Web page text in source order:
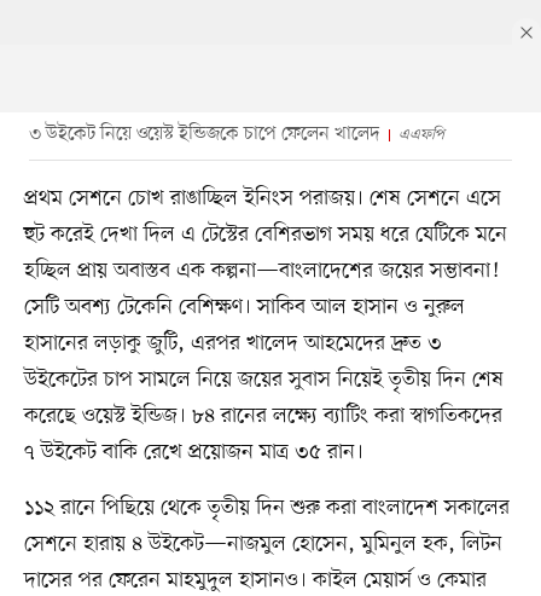
৩ উইকেট নিয়ে ওয়েস্ট ইন্ডিজকে চাপে ফেলেন খালেদ এএফপি
প্রথম সেশনে চোখ রাঙাচ্ছিল ইনিংস পরাজয়। শেষ সেশনে এসে
হুট করেই দেখা দিল এ টেস্টের বেশিরভাগ সময় ধরে যেটিকে মনে
হচ্ছিল প্রায় অবাস্তব এক কল্পনা—বাংলাদেশের জয়ের সম্ভাবনা!
সেটি অবশ্য টেকেনি বেশিক্ষণ। সাকিব আল হাসান ও নুরুল
হাসানের লড়াকু জুটি, এরপর খালেদ আহমেদের দ্রুত ৩
উইকেটের চাপ সামলে নিয়ে জয়ের সুবাস নিয়েই তৃতীয় দিন শেষ
করেছে ওয়েস্ট ইন্ডিজ। ৮৪ রানের লক্ষ্যে ব্যাটিং করা স্বাগতিকদের
৭ উইকেট বাকি রেখে প্রয়োজন মাত্র ৩৫ রান।
১১২ রানে পিছিয়ে থেকে তৃতীয় দিন শুরু করা বাংলাদেশ সকালের
সেশনে হারায় ৪ উইকেট—নাজমুল হোসেন, মুমিনুল হক, লিটন
দাসের পর ফেরেন মাহমুদুল হাসানও। কাইল মেয়ার্স ও কেমার